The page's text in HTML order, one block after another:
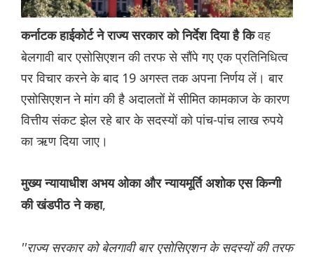
कर्नाटक हाईकोर्ट ने राज्य सरकार को निर्देश दिया है किवह
बेलगावी बार एसोसिएशन की तरफ से सौंपे गए एक प्रतिनिधित्व
पर विचार करने के बाद 19 अगस्त तक अपना निर्णय लें। बार
एसोसिएशन ने मांग की है अदालतों में सीमित कामकाज के कारण
वित्तीय संकट झेल रहे बार के सदस्यों को पांच-पांच लाख रुपये
का ऋण दिया जाए।
मुख्य न्यायाधीश अभय ओका और न्यायमूर्ति अशोक एस किन्गी
की खंडपीठ ने कहा,
''राज्य सरकार को बेलगावी बार एसोसिएशन के सदस्यों की तरफ